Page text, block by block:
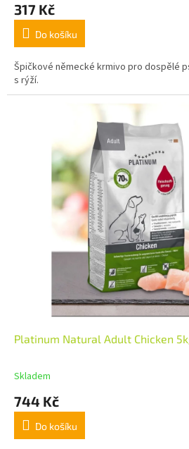
317 Kč
Do košíku
Špičkové německé krmivo pro dospělé
s rýží.
Platinum Natural Adult Chicken
Skladem
744 Kč
Do košíku